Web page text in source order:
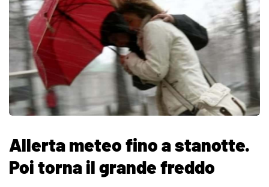
Allerta meteo fino a stanotte.
Poi torna il grande freddo